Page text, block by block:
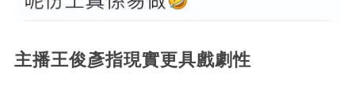
主播王俊彥指現實更具戲劇性